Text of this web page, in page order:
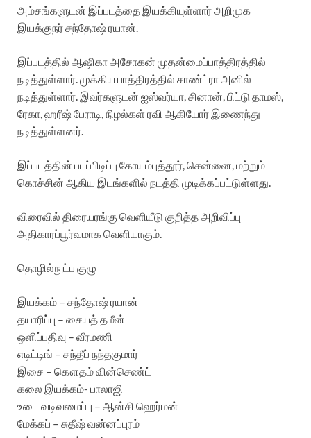
அம்சங்களுடன் இப்படத்தை இயக்கியுள்ளார் அறிமுக
இயக்குநர் சந்தோஷ் ரயான்.
இப்படத்தில் ஆஷிகா அசோகன் முதன்மைப்பாத்திரத்தில்
நடித்துள்ளார். முக்கிய பாத்திரத்தில் சாண்ட்ரா அனில்
நடித்துள்ளார். இவர்களுடன் ஐஸ்வர்யா, சினான், பிட்டு தாமஸ்,
ரேகா, ஹரீஷ் பேராடி, நிழல்கள் ரவி ஆகியோர் இணைந்து
நடித்துள்ளனர்.
இப்படத்தின் படப்பிடிப்பு கோயம்புத்தூர், சென்னை, மற்றும்
கொச்சின் ஆகிய இடங்களில் நடத்தி முடிக்கப்பட்டுள்ளது.
விரைவில் திரையரங்கு வெளியீடு குறித்த அறிவிப்பு
அதிகாரப்பூர்வமாக வெளியாகும்.
தொழில்நுட்ப குழு
இயக்கம் – சந்தோஷ் ரயான்
தயாரிப்பு – சையத் தமீன்
ஒளிப்பதிவு – வீரமணி
எடிட்டிங் – சந்தீப் நந்தகுமார்
இசை – கௌதம் வின்செண்ட்
கலை இயக்கம்- பாலாஜி
உடை வடிவமைப்பு – ஆன்சி ஹெர்மன்
மேக்கப் – சுதீஷ் வன்னப்புரம்